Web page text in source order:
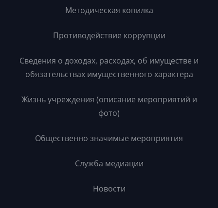
Методическая копилка
Противодействие коррупции
Сведения о доходах, расходах, об имуществе и
обязательствах имущественного характера
Жизнь учреждения (описание мероприятий и
фото)
Общественно значимые мероприятия
Служба медиации
Новости